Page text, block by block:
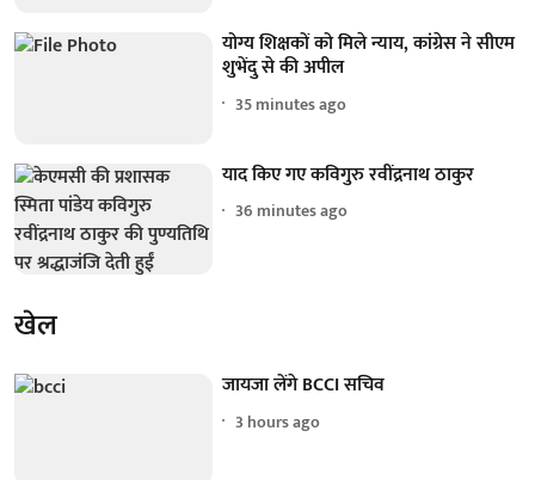
योग्य शिक्षकों को मिले न्याय, कांग्रेस ने सीएम
शुभेंदु से की अपील
35 minutes ago
याद किए गए कविगुरु रवींद्रनाथ ठाकुर
36 minutes ago
खेल
जायजा लेंगे BCCI सचिव
3 hours ago